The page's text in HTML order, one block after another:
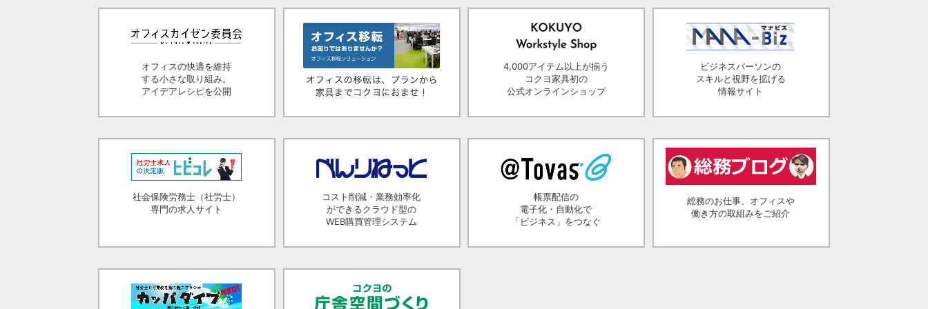
オフィスの快適を維持
する小さな取り組み。
アイデアレシピを公開
4,000アイテム以上が揃う
コクヨ家具初の
公式オンラインショップ
ビジネスパーソンの
スキルと視野を拡げる
情報サイト
社会保険労務士（社労士）
専門の求人サイト
コスト削減・業務効率化
ができるクラウド型の
WEB購買管理システム
帳票配信の
電子化・自動化で
「ビジネス」をつなぐ
総務のお仕事、オフィスや
働き方の取組みをご紹介